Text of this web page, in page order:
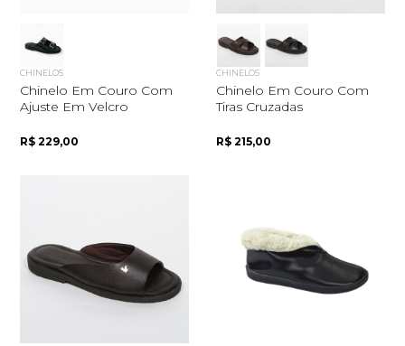
CHINELOS
Chinelo Em Couro Com
Ajuste Em Velcro
R$ 229,00
CHINELOS
Chinelo Em Couro Com
Tiras Cruzadas
R$ 215,00